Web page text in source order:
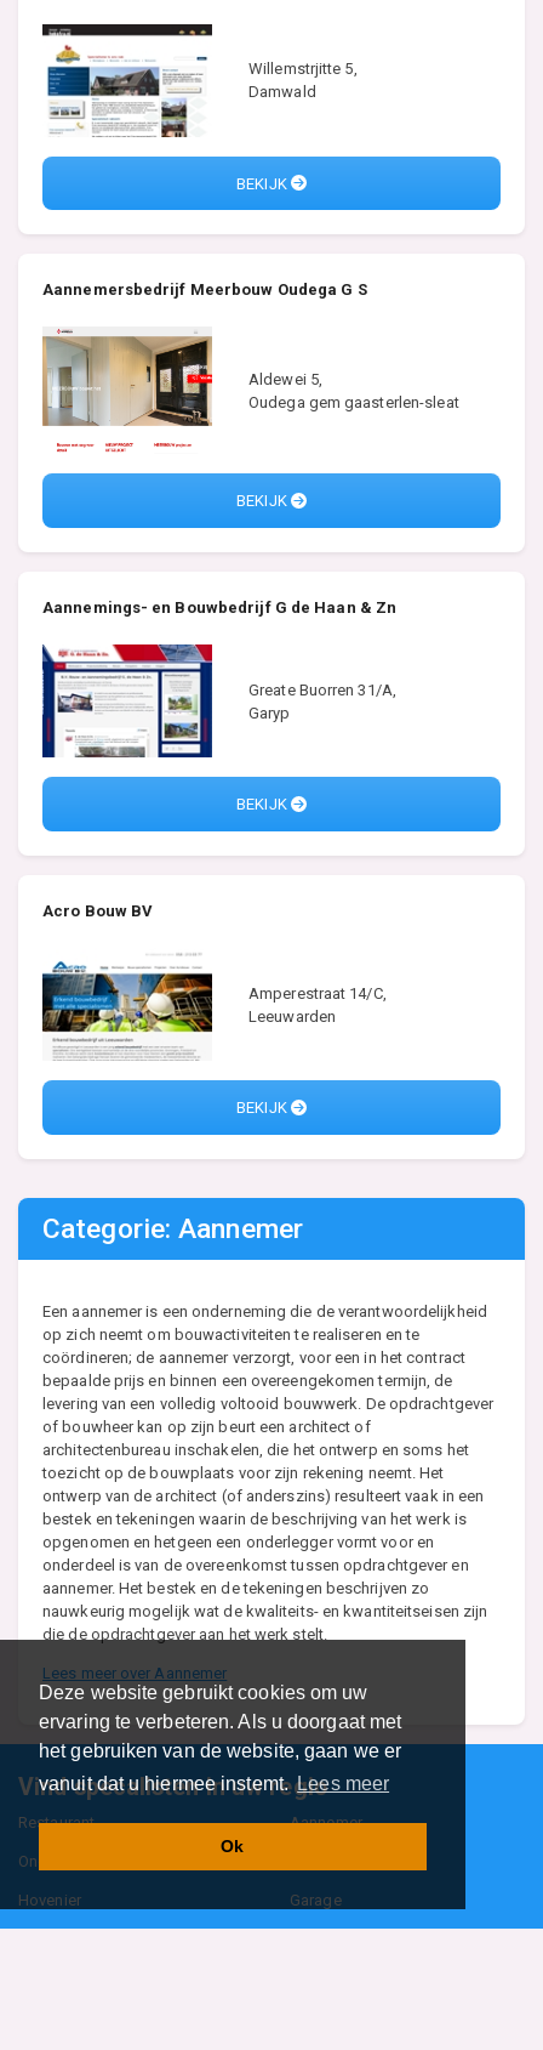
Deze website gebruikt cookies om uw
ervaring te verbeteren. Als u doorgaat met
het gebruiken van de website, gaan we er
vanuit dat u hiermee instemt. Lees meer
Ok
Willemstrjitte 5,
Damwald
BEKIJK
Aannemersbedrijf Meerbouw Oudega G S
Aldewei 5,
Oudega gem gaasterlen-sleat
BEKIJK
Aannemings- en Bouwbedrijf G de Haan & Zn
Greate Buorren 31/A,
Garyp
BEKIJK
Acro Bouw BV
Amperestraat 14/C,
Leeuwarden
BEKIJK
Categorie: Aannemer
Een aannemer is een onderneming die de verantwoordelijkheid
op zich neemt om bouwactiviteiten te realiseren en te
coördineren; de aannemer verzorgt, voor een in het contract
bepaalde prijs en binnen een overeengekomen termijn, de
levering van een volledig voltooid bouwwerk. De opdrachtgever
of bouwheer kan op zijn beurt een architect of
architectenbureau inschakelen, die het ontwerp en soms het
toezicht op de bouwplaats voor zijn rekening neemt. Het
ontwerp van de architect (of anderszins) resulteert vaak in een
bestek en tekeningen waarin de beschrijving van het werk is
opgenomen en hetgeen een onderlegger vormt voor en
onderdeel is van de overeenkomst tussen opdrachtgever en
aannemer. Het bestek en de tekeningen beschrijven zo
nauwkeurig mogelijk wat de kwaliteits- en kwantiteitseisen zijn
die de opdrachtgever aan het werk stelt.
Lees meer over Aannemer
Vind specalisten in uw regio
Restaurant Aannemer
Onderwijs en Opleidingen
Hovenier Garage